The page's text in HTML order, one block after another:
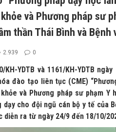
và Phương pháp sư
thần Thái Bình và Bệnh
2.939 0
KH-YDTB và 1161/KH-YDTB
đào tạo liên tục (CME)
và Phương pháp sư phạm
cho đội ngũ cán bộ y tế của
diễn ra từ ngày 24/9 đến 18/10/